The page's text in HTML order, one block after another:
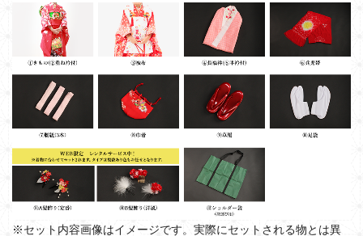
※セット内容画像はイメージです。実際にセットされる物とは異